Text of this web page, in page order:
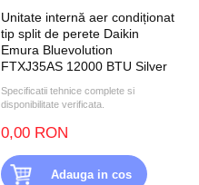
Unitate internă aer condiționat
tip split de perete Daikin
Emura Bluevolution
FTXJ35AS 12000 BTU Silver
Specificatii tehnice complete si
disponibilitate verificata.
0,00 RON
Adauga in cos